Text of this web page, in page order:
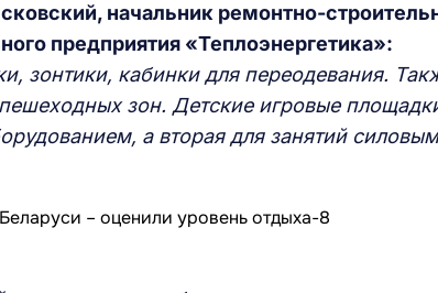
начальник ремонтно-
предприятия «Теплоэнергетика»:
зонтики, кабинки для переодевания.
зон. Детские игровые
а вторая для занятий